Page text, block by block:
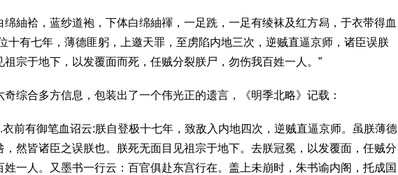
绵紬袷，蓝纱道袍，下体白绵紬禈，一足跣，一足有绫袜及红方舄，于衣带得血
十有七年，薄德匪躬，上邀天罪，至虏陷内地三次，逆贼直逼京师，诸臣误朕
祖宗于地下，以发覆面而死，任贼分裂朕尸，勿伤我百姓一人。”
奇综合多方信息，包装出了一个伟光正的遗言，《明季北略》记载：
衣前有御笔血诏云:朕自登极十七年，致敌入内地四次，逆贼直逼京师。虽朕薄德
，然皆诸臣之误朕也。朕死无面目见祖宗于地下。去朕冠冕，以发覆面，任贼分
姓一人。又墨书一行云：百官俱赴东宫行在。盖上未崩时，朱书谕内阁，托成国